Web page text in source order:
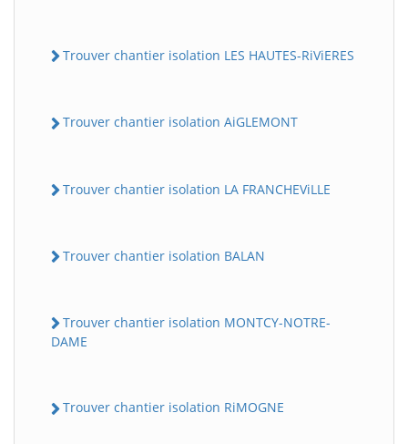
Trouver chantier isolation LES HAUTES-RiViERES
Trouver chantier isolation AiGLEMONT
Trouver chantier isolation LA FRANCHEViLLE
Trouver chantier isolation BALAN
Trouver chantier isolation MONTCY-NOTRE-
DAME
Trouver chantier isolation RiMOGNE